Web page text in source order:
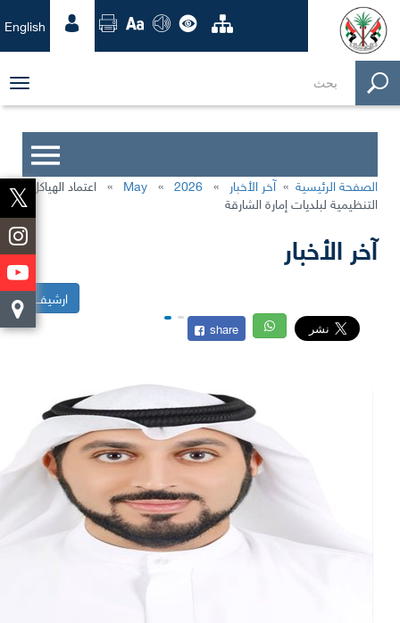
English
الصفحة الرئيسية»آخر الأخبار»
2026
»
May
»اعتماد الهياكل
التنظيمية لبلديات إمارة الشارقة
آخر الأخبار
ارشيف
share